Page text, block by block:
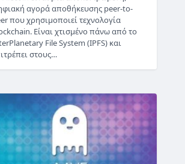
αγορά αποθήκευσης peer-to-
που χρησιμοποιεί τεχνολογία
Είναι χτισμένο πάνω από το
File System (IPFS) και
στους…